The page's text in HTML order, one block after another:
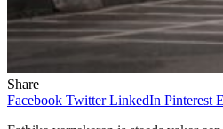
Share
Facebook Twitter LinkedIn Pinterest